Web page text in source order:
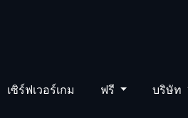
เซิร์ฟเวอร์เกม ฟรี บริษัท